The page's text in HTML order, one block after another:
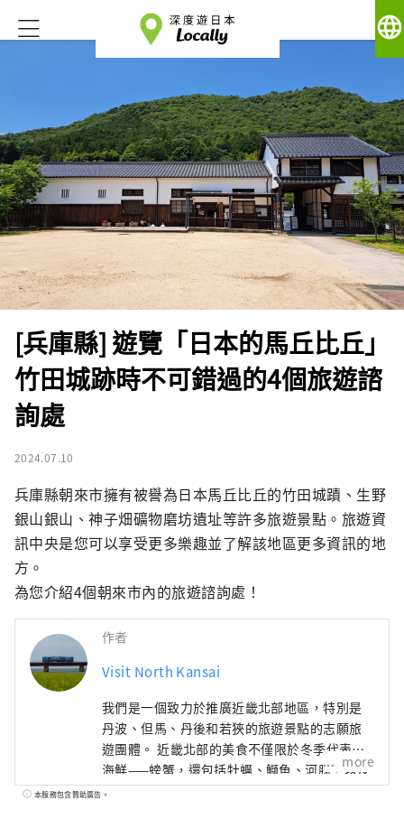
language
[兵庫縣] 遊覽「日本的馬丘比丘」
竹田城跡時不可錯過的4個旅遊諮
詢處
2024.07.10
兵庫縣朝來市擁有被譽為日本馬丘比丘的竹田城蹟、生野
銀山銀山、神子畑礦物磨坊遺址等許多旅遊景點。旅遊資
訊中央是您可以享受更多樂趣並了解該地區更多資訊的地
方。
為您介紹4個朝來市內的旅遊諮詢處！
作者
Visit North Kansai
我們是一個致力於推廣近畿北部地區，特別是
丹波、但馬、丹後和若狹的旅遊景點的志願旅
遊團體。 近畿北部的美食不僅限於冬季代表性
海鮮——螃蟹，還包括牡蠣、鰤魚、河豚，以及
夏季的美味，如海蛤、岩蠔、白魷魚。山區特
more
本服務包含贊助廣告。